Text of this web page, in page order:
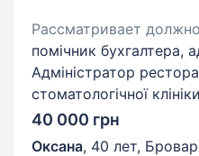
Рассматривает
помічник бухгалтера,
Адміністратор
стоматологічної клініки
40 000 грн
Оксана, 40 лет,